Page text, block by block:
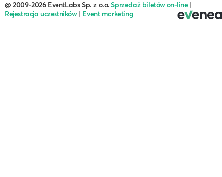
@ 2009-2026 EventLabs Sp. z o.o.Sprzedaż biletów on-line|
Rejestracja uczestników| Event marketing